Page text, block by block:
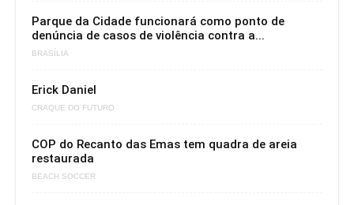
Parque da Cidade funcionará como ponto de
denúncia de casos de violência contra a...
BRASÍLIA
Erick Daniel
CRAQUE DO FUTURO
COP do Recanto das Emas tem quadra de areia
restaurada
BEACH SOCCER